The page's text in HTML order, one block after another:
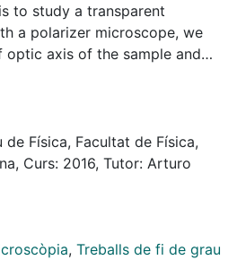
to study a transparent
a polarizer microscope, we
optic axis of the sample and
a polarizer microscope
polarized state of the beam.
to modulate X and Y
The polarized beam
samples and passes
us the sample information.
of fast axis of birefringent
de Física, Facultat de Física,
Curs: 2016, Tutor: Arturo
, Treballs de fi de grau